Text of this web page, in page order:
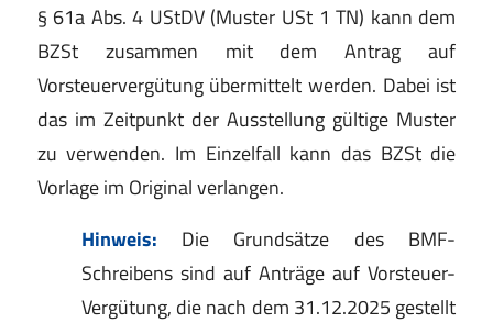
§ 61a Abs. 4 UStDV (Muster USt 1 TN) kann dem
BZSt zusammen mit dem Antrag auf
Vorsteuervergütung übermittelt werden. Dabei ist
das im Zeitpunkt der Ausstellung gültige Muster
zu verwenden. Im Einzelfall kann das BZSt die
Vorlage im Original verlangen.
Hinweis: Die Grundsätze des BMF-
Schreibens sind auf Anträge auf Vorsteuer-
Vergütung, die nach dem 31.12.2025 gestellt